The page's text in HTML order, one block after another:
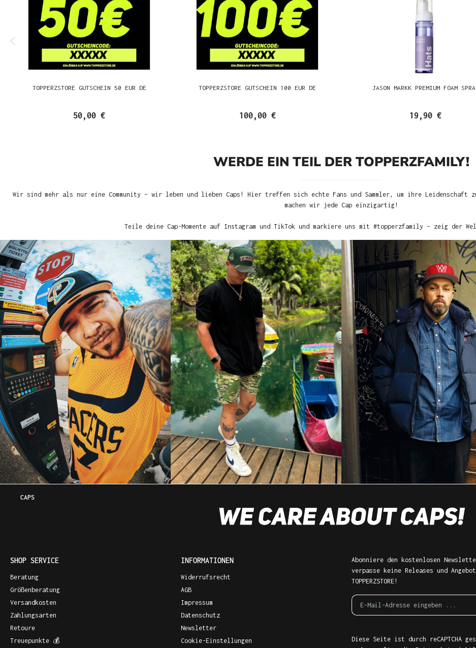
TOPPERZSTORE GUTSCHEIN 50 EUR DE
50,00 €
TOPPERZSTORE GUTSCHEIN 100 EUR DE
100,00 €
JASON MARKK PREMIUM FOAM
19,90 €
WERDE EIN TEIL DER TOPPERZFAMILY!
Wir sind mehr als nur eine Community – wir leben und lieben Caps! Hier treffen sich echte Fans und Sammler, um ihre Leidenschaft
machen wir jede Cap einzigartig!
Teile deine Cap-Momente auf Instagram und TikTok und markiere uns mit #topperzfamily – zeig der
CAPS
SHOP SERVICE
Beratung
Größenberatung
Versandkosten
Zahlungsarten
Retoure
Treuepunkte 💰
INFORMATIONEN
Widerrufsrecht
AGB
Impressum
Datenschutz
Newsletter
Cookie-Einstellungen
Abonniere den kostenlosen
verpasse keine Releases und
TOPPERZSTORE!
Diese Seite ist durch reCAPTCHA